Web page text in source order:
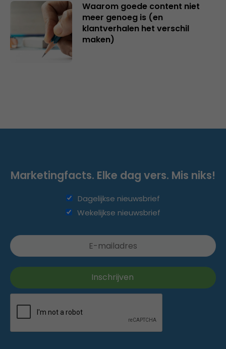
Waarom goede content niet
meer genoeg is (en
klantverhalen het verschil
maken)
Marketingfacts. Elke dag vers. Mis niks!
Dagelijkse nieuwsbrief
Wekelijkse nieuwsbrief